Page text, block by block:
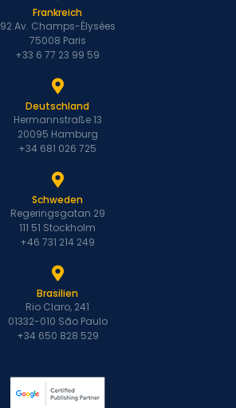
Frankreich
92 Av. Champs-Élysées
75008 Paris
+33 6 77 23 99 59
Deutschland
Hermannstraße 13
20095 Hamburg
+34 681 026 725
Schweden
Regeringsgatan 29
111 51 Stockholm
+46 731 214 249
Brasilien
Rio Claro, 241
01332-010 São Paulo
+34 650 828 529